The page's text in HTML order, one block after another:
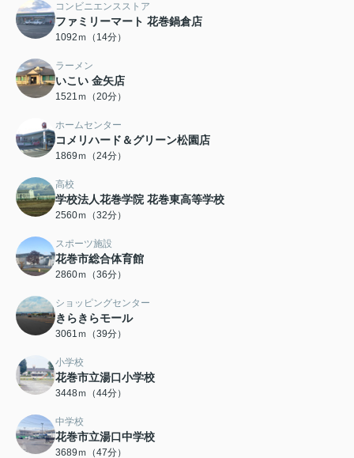
コンビニエンスストア
ファミリーマート 花巻鍋倉店
1092ｍ（14分）
ラーメン
いこい 金矢店
1521ｍ（20分）
ホームセンター
コメリハード＆グリーン松園店
1869ｍ（24分）
高校
学校法人花巻学院 花巻東高等学校
2560ｍ（32分）
スポーツ施設
花巻市総合体育館
2860ｍ（36分）
ショッピングセンター
きらきらモール
3061ｍ（39分）
小学校
花巻市立湯口小学校
3448ｍ（44分）
中学校
花巻市立湯口中学校
3689ｍ（47分）